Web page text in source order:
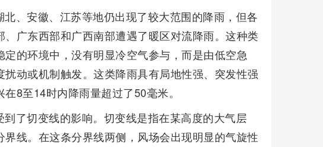
、安徽、江苏等地仍出现了较大范围的降雨，但各
广东西部和广西南部遭遇了暖区对流降雨。这种类
的环境中，没有明显冷空气参与，而是由低空急
动或机制触发。这类降雨具有局地性强、突发性强
8至14时内降雨量超过了50毫米。
了切变线的影响。切变线是指在某高度的大气层
线。在这条分界线两侧，风场会出现明显的气旋性